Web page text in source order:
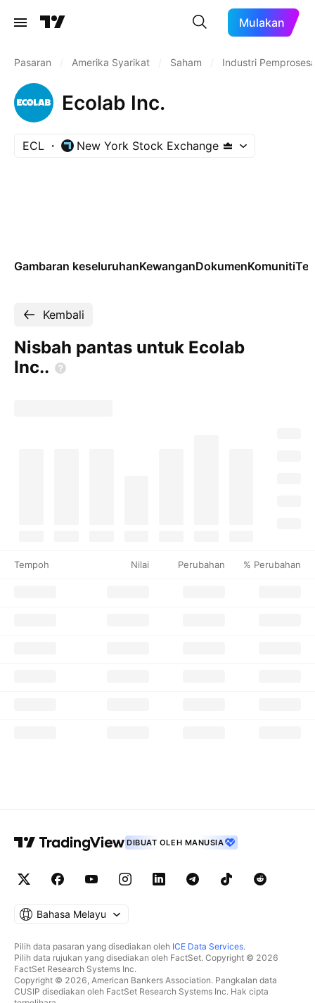
Mulakan
Pasaran Amerika Syarikat Saham Industri
Ecolab Inc.
ECL New York Stock Exchange
Gambaran keseluruhanKewanganDokumenKomuniti
Kembali
Nisbah pantas untuk Ecolab
Inc..
Tempoh Nilai Perubahan % Perubahan
DIBUAT OLEH MANUSIA
Bahasa Melayu
Pilih data pasaran yang disediakan oleh ICE Data Services.
Pilih data rujukan yang disediakan oleh FactSet. Copyright © 2026
FactSet Research Systems Inc.
Copyright © 2026, American Bankers Association. Pangkalan data
CUSIP disediakan oleh FactSet Research Systems Inc. Hak cipta